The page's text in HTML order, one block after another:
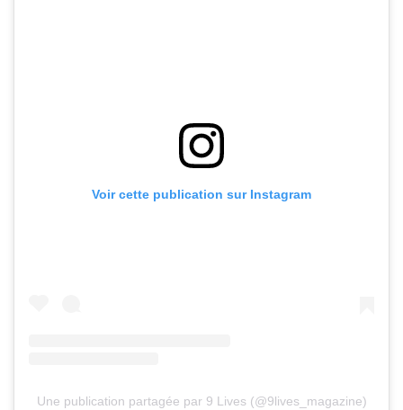
Voir cette publication sur Instagram
Une publication partagée par 9 Lives (@9lives_magazine)